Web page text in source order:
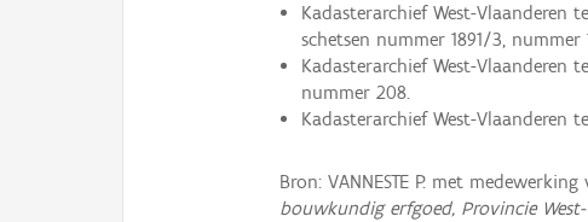
Kadasterarchief West-Vlaanderen
schetsen nummer 1891/3, nummer
Kadasterarchief West-Vlaanderen
nummer 208.
Kadasterarchief West-Vlaanderen
Bron: VANNESTE P. met medewerking
bouwkundig erfgoed, Provincie